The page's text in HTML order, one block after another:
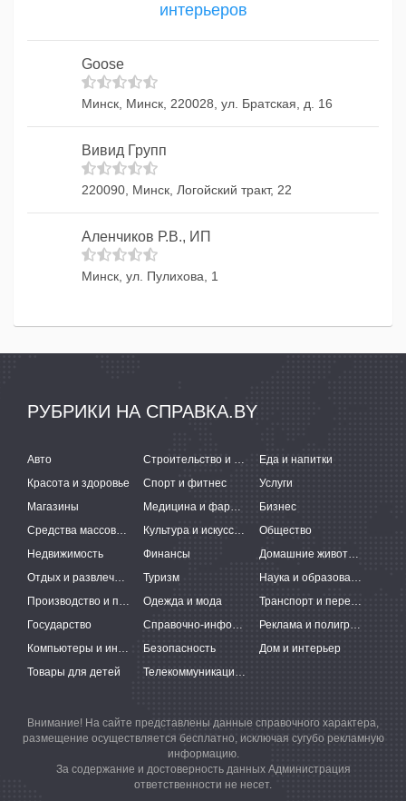
интерьеров
Goose
Минск, Минск, 220028, ул. Братская, д. 16
Вивид Групп
220090, Минск, Логойский тракт, 22
Аленчиков Р.В., ИП
Минск, ул. Пулихова, 1
РУБРИКИ НА СПРАВКА.BY
Авто Строительство и ремонт
Еда и напитки
Красота и здоровье
Спорт и фитнес
Услуги
Магазины
Медицина и фармацевтика
Бизнес
Средства массовой информации
Культура и искусство
Общество
Недвижимость
Финансы
Домашние животные
Отдых и развлечения
Туризм
Наука и образование
Производство и поставки
Одежда и мода
Транспорт и перевозки
Государство
Справочно-информационные системы
Реклама и полиграфия
Компьютеры и интернет
Безопасность
Дом и интерьер
Товары для детей
Телекоммуникации и связь
Внимание! На сайте представлены данные справочного характера,
размещение осуществляется бесплатно, исключая сугубо рекламную
информацию.
За содержание и достоверность данных Администрация
ответственности не несет.